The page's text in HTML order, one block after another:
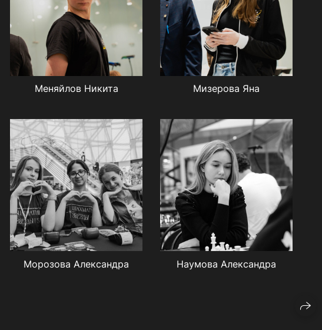
Меняйлов Никита Мизерова Яна
Морозова Александра Наумова Александра